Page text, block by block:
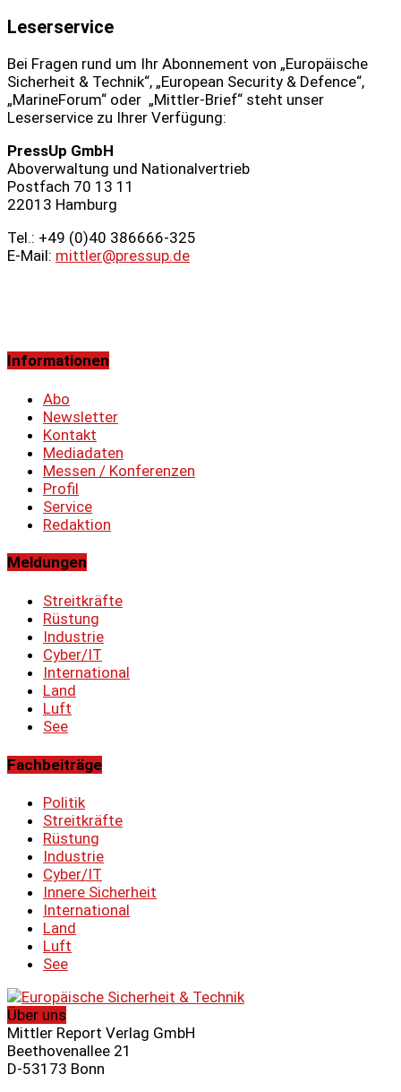
Leserservice
Bei Fragen rund um Ihr Abonnement von „Europäische
Sicherheit & Technik“, „European Security & Defence“,
„MarineForum“ oder „Mittler-Brief“ steht unser
Leserservice zu Ihrer Verfügung:
PressUp GmbH
Aboverwaltung und Nationalvertrieb
Postfach 70 13 11
22013 Hamburg
Tel.: +49 (0)40 386666‑325
E-Mail: mittler@pressup.de
Informationen
Abo
Newsletter
Kontakt
Mediadaten
Messen / Konferenzen
Profil
Service
Redaktion
Meldungen
Streitkräfte
Rüstung
Industrie
Cyber/IT
International
Land
Luft
See
Fachbeiträge
Politik
Streitkräfte
Rüstung
Industrie
Cyber/IT
Innere Sicherheit
International
Land
Luft
See
Über uns
Mittler Report Verlag GmbH
Beethovenallee 21
D-53173 Bonn